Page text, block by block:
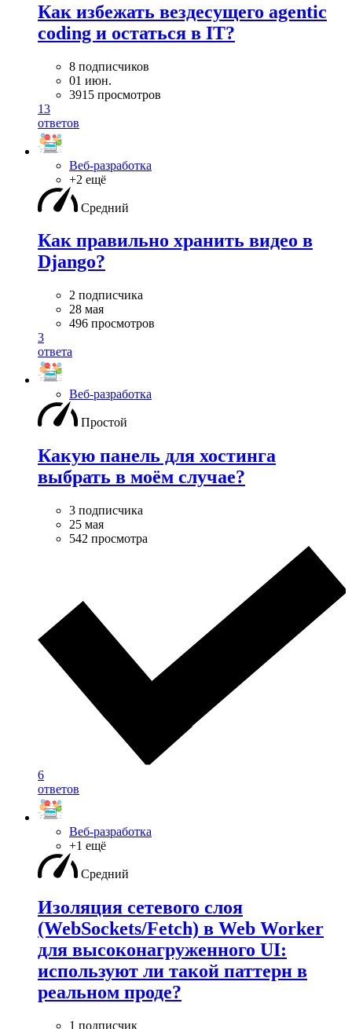
Как избежать вездесущего agentic
coding и остаться в IT?
8 подписчиков
01 июн.
3915 просмотров
13
ответов
Веб-разработка
+2 ещё
Средний
Как правильно хранить видео в
Django?
2 подписчика
28 мая
496 просмотров
3
ответа
Веб-разработка
Простой
Какую панель для хостинга
выбрать в моём случае?
3 подписчика
25 мая
542 просмотра
6
ответов
Веб-разработка
+1 ещё
Средний
Изоляция сетевого слоя
(WebSockets/Fetch) в Web Worker
для высоконагруженного UI:
используют ли такой паттерн в
реальном проде?
1 подписчик